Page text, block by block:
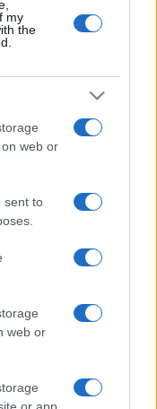
my
the
web or
sent to
web or
vannak a
de akad kőkereszt,
fele annyi
amennyit az elmúlt
rendeznek a
témája a
kapcsolata. E napon
Bizottságának
a kulturális
munkáért az 1886-
elnökévé választott
a Dercsényi
a II.
egyik